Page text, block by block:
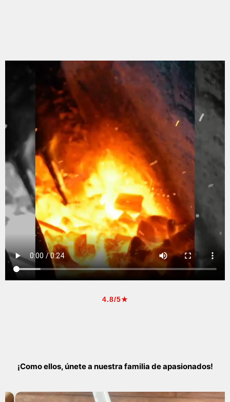
4.8/5★
¡Como ellos, únete a nuestra familia de apasionados!